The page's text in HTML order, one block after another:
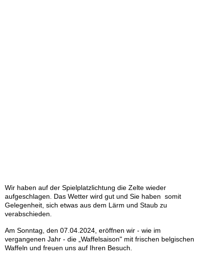
Wir haben auf der Spielplatzlichtung die Zelte wieder
aufgeschlagen. Das Wetter wird gut und Sie haben somit
Gelegenheit, sich etwas aus dem Lärm und Staub zu
verabschieden.
Am Sonntag, den 07.04.2024, eröffnen wir - wie im
vergangenen Jahr - die „Waffelsaison" mit frischen belgischen
Waffeln und freuen uns auf Ihren Besuch.